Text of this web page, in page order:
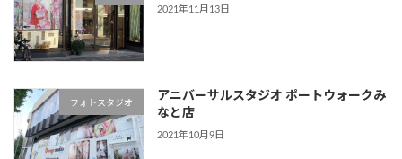
2021年11月13日
フォトスタジオ
アニバーサルスタジオ ポートウォークみ
なと店
2021年10月9日